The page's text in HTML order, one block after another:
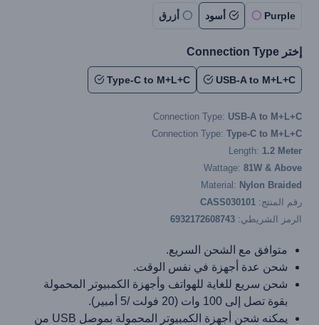
Purple أسود أزرق
إختر Connection Type
USB-A to M+L+C
Type-C to M+L+C
Connection Type: USB-A to M+L+C
Connection Type: Type-C to M+L+C
Length: 1.2 Meter
Wattage: 81W & Above
Material: Nylon Braided
رقم المنتج: CASS030101
الرمز الشريطي: 6932172608743
متوافق مع الشحن السريع.
شحن عدة أجهزة في نفس الوقت.
شحن سريع للغاية للهواتف وأجهزة الكمبيوتر المحمولة
بقوة تصل إلى 100 وات (20 فولت /5 أمبير).
يمكنه شحن أجهزة الكمبيوتر المحمولة بموصل USB من